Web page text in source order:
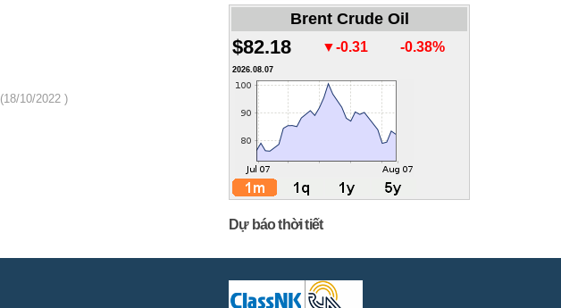
(18/10/2022 )
Brent Crude Oil
$82.18 ▼-0.31 -0.38%
2026.08.07
Dự báo thời tiết